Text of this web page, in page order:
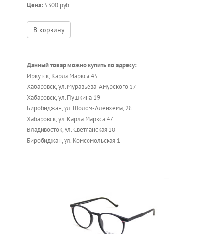
Цена: 5300 руб
В корзину
Данный товар можно купить по адресу:
Иркутск, Карла Маркса 45
Хабаровск, ул. Муравьева-Амурского 17
Хабаровск, ул. Пушкина 19
Биробиджан, ул. Шолом-Алейхема, 28
Хабаровск, ул. Карла Маркса 47
Владивосток, ул. Светланская 10
Биробиджан, ул. Комсомольская 1